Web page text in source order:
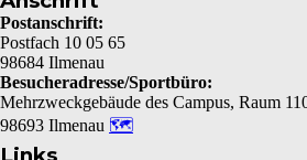
Postanschrift:
Postfach 10 05 65
98684 Ilmenau
Besucheradresse/Sportbüro:
Mehrzweckgebäude des Campus, Raum
98693 Ilmenau 🗺